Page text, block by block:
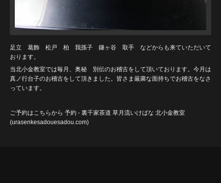
足立 葛飾 松戸 柏 我孫子 鎌ヶ谷 取手 などからも来ていただいて
おります。
当北小金教室では毎月、奥秘 別伝のお稽古をして頂いております。今月は
真ノ行台子のお稽古をして頂きました。皆さま厳粛な面持ちでお稽古をなさ
っています。
ご予約はこちらから 予約 - 裏千家茶道 草月流いけばな 北小金教室
(urasenkesadouesadou.com)